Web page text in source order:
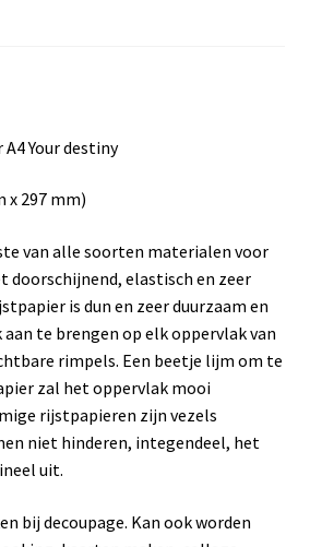
Your destiny
x 297 mm)
van alle soorten materialen voor
doorschijnend, elastisch en zeer
is dun en zeer duurzaam en
te brengen op elk oppervlak van
rimpels. Een beetje lijm om te
zal het oppervlak mooi
rijstpapieren zijn vezels
niet hinderen, integendeel, het
uit.
bij decoupage. Kan ook worden